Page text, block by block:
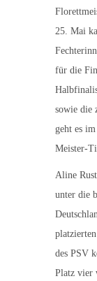
25. Mai
für die
sowie die
geht es
Meister-
Aline
unter die
des PSV
Platz vier